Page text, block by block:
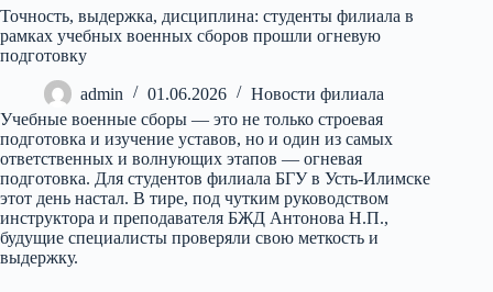
Точность, выдержка, дисциплина: студенты филиала в
рамках учебных военных сборов прошли огневую
подготовку
admin 01.06.2026
Новости филиала
Учебные военные сборы — это не только строевая
подготовка и изучение уставов, но и один из самых
ответственных и волнующих этапов — огневая
подготовка. Для студентов филиала БГУ в Усть-Илимске
этот день настал. В тире, под чутким руководством
инструктора и преподавателя БЖД Антонова Н.П.,
будущие специалисты проверяли свою меткость и
выдержку.